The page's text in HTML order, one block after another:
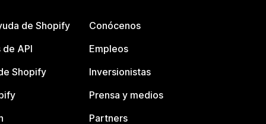
de Shopify
API
Shopify
Conócenos
Empleos
Inversionistas
Prensa y medios
Partners